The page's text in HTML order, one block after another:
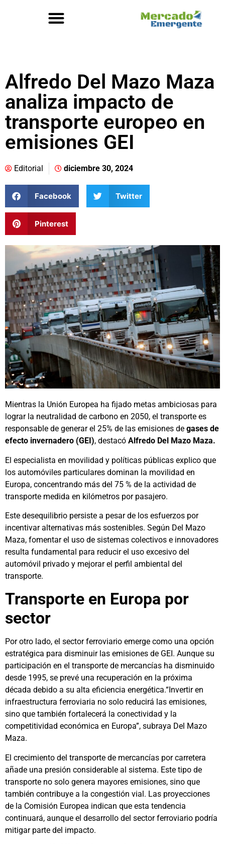
Alfredo Del Mazo Maza
analiza impacto de
transporte europeo en
emisiones GEI
Editorial diciembre 30, 2024
Facebook Twitter
Pinterest
Mientras la Unión Europea ha fijado metas ambiciosas para
lograr la neutralidad de carbono en 2050, el transporte es
responsable de generar el 25% de las emisiones de gases de
efecto invernadero (GEI), destacó Alfredo Del Mazo Maza.
El especialista en movilidad y políticas públicas explico que
los automóviles particulares dominan la movilidad en
Europa, concentrando más del 75 % de la actividad de
transporte medida en kilómetros por pasajero.
Este desequilibrio persiste a pesar de los esfuerzos por
incentivar alternativas más sostenibles. Según Del Mazo
Maza, fomentar el uso de sistemas colectivos e innovadores
resulta fundamental para reducir el uso excesivo del
automóvil privado y mejorar el perfil ambiental del
transporte.
Transporte en Europa por
sector
Por otro lado, el sector ferroviario emerge como una opción
estratégica para disminuir las emisiones de GEI. Aunque su
participación en el transporte de mercancías ha disminuido
desde 1995, se prevé una recuperación en la próxima
década debido a su alta eficiencia energética.“Invertir en
infraestructura ferroviaria no solo reducirá las emisiones,
sino que también fortalecerá la conectividad y la
competitividad económica en Europa”, subraya Del Mazo
Maza.
El crecimiento del transporte de mercancías por carretera
añade una presión considerable al sistema. Este tipo de
transporte no solo genera mayores emisiones, sino que
también contribuye a la congestión vial. Las proyecciones
de la Comisión Europea indican que esta tendencia
continuará, aunque el desarrollo del sector ferroviario podría
mitigar parte del impacto.